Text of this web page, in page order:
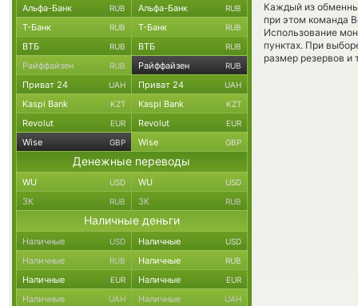
Каждый из
при этом команда
Использование
пунктах. При
размер резервов и
Альфа-Банк RUB Альфа-Банк RUB
Т-Банк RUB Т-Банк RUB
ВТБ RUB ВТБ RUB
Райффайзен RUB Райффайзен RUB
Приват 24 UAH Приват 24 UAH
Kaspi Bank KZT Kaspi Bank KZT
Revolut EUR Revolut EUR
Wise GBP Wise GBP
Денежные переводы
WU USD WU USD
ЗК RUB ЗК RUB
Наличные деньги
Наличные USD Наличные USD
Наличные RUB Наличные RUB
Наличные EUR Наличные EUR
Наличные UAH Наличные UAH